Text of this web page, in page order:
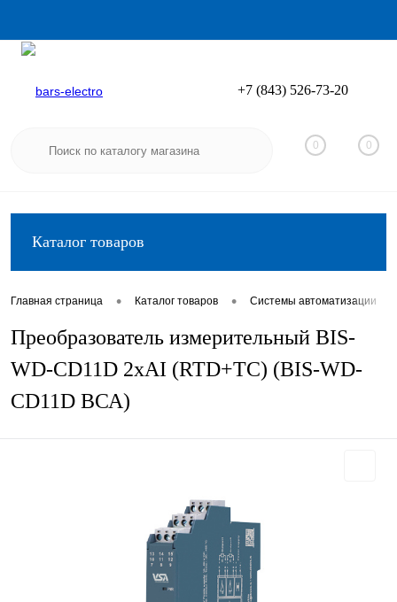
Вход
+7 (843) 526-73-20
0 0
Каталог товаров
Главная страница • Каталог товаров • Системы автоматизации
Преобразователь измерительный BIS-
WD-CD11D 2хAI (RTD+TC) (BIS-WD-
CD11D ВСА)